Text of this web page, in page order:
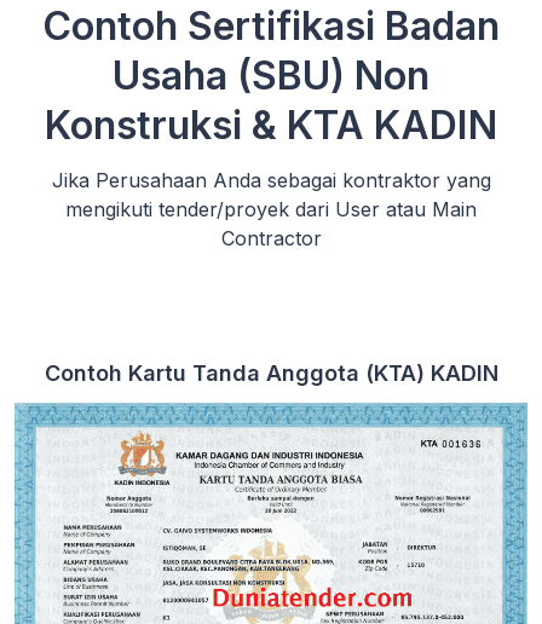
Contoh Sertifikasi Badan
Usaha (SBU) Non
Konstruksi & KTA KADIN
Jika Perusahaan Anda sebagai kontraktor yang
mengikuti tender/proyek dari User atau Main
Contractor
Contoh Kartu Tanda Anggota (KTA) KADIN